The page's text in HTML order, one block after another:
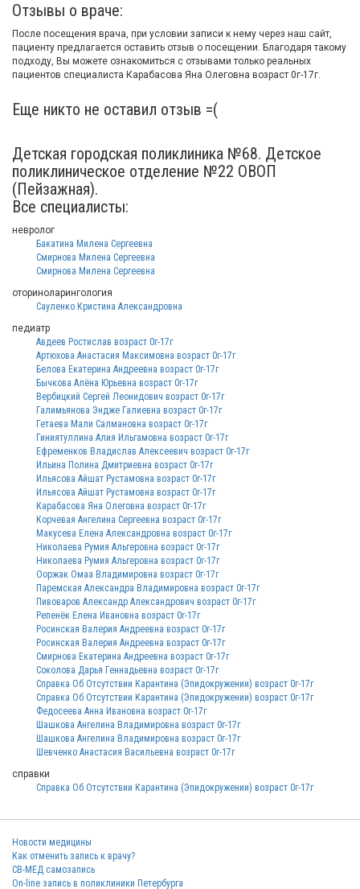
Отзывы о враче:
После посещения врача, при условии записи к нему через наш сайт,
пациенту предлагается оставить отзыв о посещении. Благодаря такому
подходу, Вы можете ознакомиться с отзывами только реальных
пациентов специалиста Карабасова Яна Олеговна возраст 0г-17г.
Еще никто не оставил отзыв =(
Детская городская поликлиника №68. Детское
поликлиническое отделение №22 ОВОП
(Пейзажная).
Все специалисты:
невролог
Бакатина Милена Сергеевна
Смирнова Милена Сергеевна
Смирнова Милена Сергеевна
оториноларингология
Сауленко Кристина Александровна
педиатр
Авдеев Ростислав возраст 0г-17г
Артюхова Анастасия Максимовна возраст 0г-17г
Белова Екатерина Андреевна возраст 0г-17г
Бычкова Алёна Юрьевна возраст 0г-17г
Вербицкий Сергей Леонидович возраст 0г-17г
Галимьянова Эндже Галиевна возраст 0г-17г
Гетаева Мали Салмановна возраст 0г-17г
Гиниятуллина Алия Ильгамовна возраст 0г-17г
Ефременков Владислав Алексеевич возраст 0г-17г
Ильина Полина Дмитриевна возраст 0г-17г
Ильясова Айшат Рустамовна возраст 0г-17г
Ильясова Айшат Рустамовна возраст 0г-17г
Карабасова Яна Олеговна возраст 0г-17г
Корчевая Ангелина Сергеевна возраст 0г-17г
Макусева Елена Александровна возраст 0г-17г
Николаева Румия Альгеровна возраст 0г-17г
Николаева Румия Альгеровна возраст 0г-17г
Ооржак Омаа Владимировна возраст 0г-17г
Паремская Александра Владимировна возраст 0г-17г
Пивоваров Александр Александрович возраст 0г-17г
Репенёк Елена Ивановна возраст 0г-17г
Росинская Валерия Андреевна возраст 0г-17г
Росинская Валерия Андреевна возраст 0г-17г
Смирнова Екатерина Андреевна возраст 0г-17г
Соколова Дарья Геннадьевна возраст 0г-17г
Справка Об Отсутствии Карантина (Эпидокружении) возраст 0г-17г
Справка Об Отсутствии Карантина (Эпидокружении) возраст 0г-17г
Федосеева Анна Ивановна возраст 0г-17г
Шашкова Ангелина Владимировна возраст 0г-17г
Шашкова Ангелина Владимировна возраст 0г-17г
Шевченко Анастасия Васильевна возраст 0г-17г
справки
Справка Об Отсутствии Карантина (Эпидокружении) возраст 0г-17г
Новости медицины
Как отменить запись к врачу?
СВ-МЕД самозапись
On-line запись в поликлиники Петербурга